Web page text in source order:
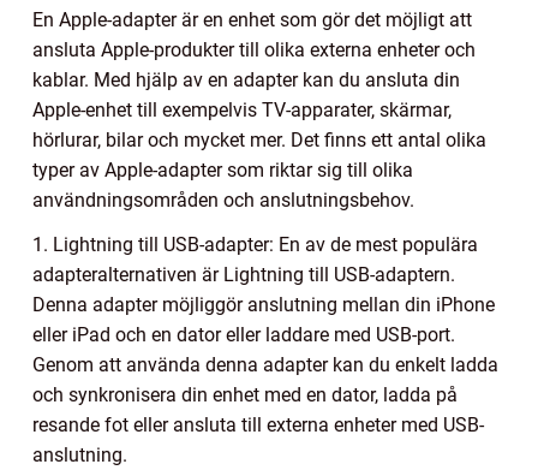
En Apple-adapter är en enhet som gör det möjligt att
ansluta Apple-produkter till olika externa enheter och
kablar. Med hjälp av en adapter kan du ansluta din
Apple-enhet till exempelvis TV-apparater, skärmar,
hörlurar, bilar och mycket mer. Det finns ett antal olika
typer av Apple-adapter som riktar sig till olika
användningsområden och anslutningsbehov.
1. Lightning till USB-adapter: En av de mest populära
adapteralternativen är Lightning till USB-adaptern.
Denna adapter möjliggör anslutning mellan din iPhone
eller iPad och en dator eller laddare med USB-port.
Genom att använda denna adapter kan du enkelt ladda
och synkronisera din enhet med en dator, ladda på
resande fot eller ansluta till externa enheter med USB-
anslutning.